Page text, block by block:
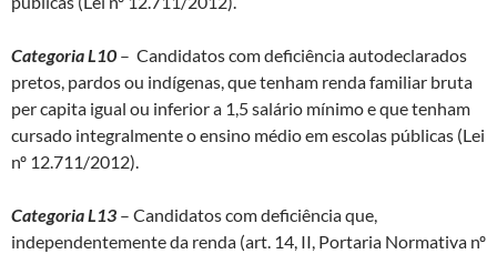
Categoria L10 – Candidatos com deficiência autodeclarados
pretos, pardos ou indígenas, que tenham renda familiar bruta
per capita igual ou inferior a 1,5 salário mínimo e que tenham
cursado integralmente o ensino médio em escolas públicas (Lei
nº 12.711/2012).
Categoria L13 – Candidatos com deficiência que,
independentemente da renda (art. 14, II, Portaria Normativa nº